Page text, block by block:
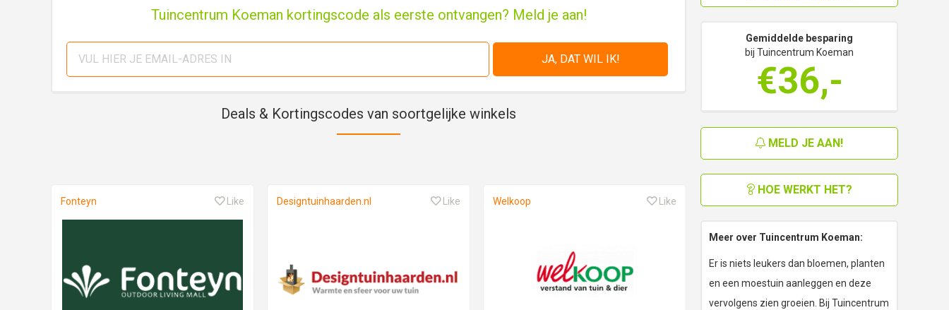
Tuincentrum Koeman kortingscode als eerste ontvangen? Meld je aan!
Deals & Kortingscodes van soortgelijke winkels
Fonteyn Like Designtuinhaarden.nl Like Welkoop Like
Gemiddelde besparing
bij Tuincentrum Koeman
€36,-
MELD JE AAN!
HOE WERKT HET?
Meer over Tuincentrum Koeman:
Er is niets leukers dan bloemen, planten
en een moestuin aanleggen en deze
vervolgens zien groeien. Bij Tuincentrum